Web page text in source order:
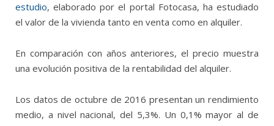
estudio, elaborado por el portal Fotocasa, ha estudiado
el valor de la vivienda tanto en venta como en alquiler.
En comparación con años anteriores, el precio muestra
una evolución positiva de la rentabilidad del alquiler.
Los datos de octubre de 2016 presentan un rendimiento
medio, a nivel nacional, del 5,3%. Un 0,1% mayor al de